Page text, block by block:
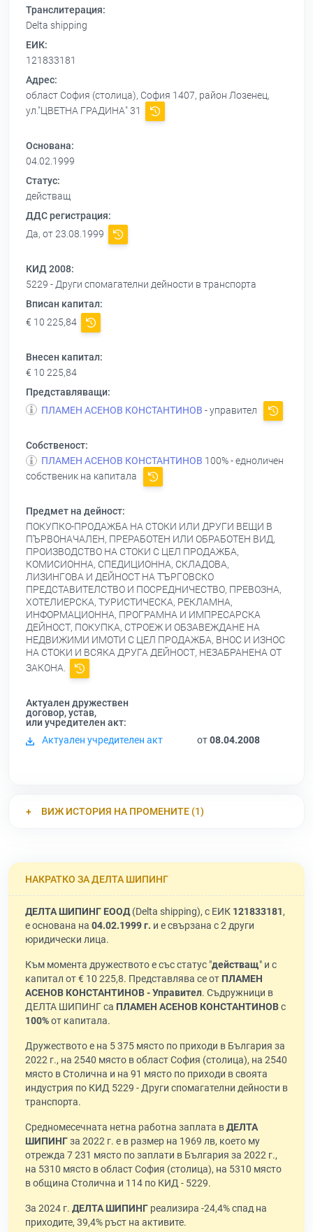
Транслитерация:
Delta shipping
ЕИК:
121833181
Адрес:
област София (столица), София 1407, район Лозенец,
ул."ЦВЕТНА ГРАДИНА" 31
Основана:
04.02.1999
Статус:
действащ
ДДС регистрация:
Да, от 23.08.1999
КИД 2008:
5229 - Други спомагателни дейности в транспорта
Вписан капитал:
€ 10 225,84
Внесен капитал:
€ 10 225,84
Представляващи:
ПЛАМЕН АСЕНОВ КОНСТАНТИНОВ - управител
Собственост:
ПЛАМЕН АСЕНОВ КОНСТАНТИНОВ 100% - едноличен
собственик на капитала
Предмет на дейност:
ПОКУПКО-ПРОДАЖБА НА СТОКИ ИЛИ ДРУГИ ВЕЩИ В
ПЪРВОНАЧАЛЕН, ПРЕРАБОТЕН ИЛИ ОБРАБОТЕН ВИД,
ПРОИЗВОДСТВО НА СТОКИ С ЦЕЛ ПРОДАЖБА,
КОМИСИОННА, СПЕДИЦИОННА, СКЛАДОВА,
ЛИЗИНГОВА И ДЕЙНОСТ НА ТЪРГОВСКО
ПРЕДСТАВИТЕЛСТВО И ПОСРЕДНИЧЕСТВО, ПРЕВОЗНА,
ХОТЕЛИЕРСКА, ТУРИСТИЧЕСКА, РЕКЛАМНА,
ИНФОРМАЦИОННА, ПРОГРАМНА И ИМПРЕСАРСКА
ДЕЙНОСТ, ПОКУПКА, СТРОЕЖ И ОБЗАВЕЖДАНЕ НА
НЕДВИЖИМИ ИМОТИ С ЦЕЛ ПРОДАЖБА, ВНОС И ИЗНОС
НА СТОКИ И ВСЯКА ДРУГА ДЕЙНОСТ, НЕЗАБРАНЕНА ОТ
ЗАКОНА.
Актуален дружествен
договор, устав,
или учредителен акт:
Актуален учредителен акт
от08.04.2008
ВИЖ ИСТОРИЯ НА ПРОМЕНИТЕ (1)
НАКРАТКО ЗА ДЕЛТА ШИПИНГ
ДЕЛТА ШИПИНГ ЕООД(Delta shipping), с ЕИК 121833181,
е основана на 04.02.1999 г. и е свързана с 2 други
юридически лица.
Към момента дружеството е със статус "действащ" и с
капитал от € 10 225,8. Представлява се от ПЛАМЕН
АСЕНОВ КОНСТАНТИНОВ - Управител. Съдружници в
ДЕЛТА ШИПИНГ са ПЛАМЕН АСЕНОВ КОНСТАНТИНОВс
100%от капитала.
Дружеството е на 5 375 място по приходи в България за
2022 г., на 2540 място в област София (столица), на 2540
място в Столична и на 91 място по приходи в своята
индустрия по КИД 5229 - Други спомагателни дейности в
транспорта.
Средномесечната нетна работна заплата вДЕЛТА
ШИПИНГза 2022 г. е в размер на 1969 лв, което му
отрежда 7 231 място по заплати в България за 2022 г.,
на 5310 място в област София (столица), на 5310 място
в община Столична и 114 по КИД - 5229.
За 2024 г. ДЕЛТА ШИПИНГ реализира -24,4% спад на
приходите, 39,4% ръст на активите.